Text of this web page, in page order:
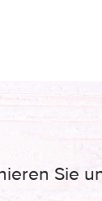
Sie